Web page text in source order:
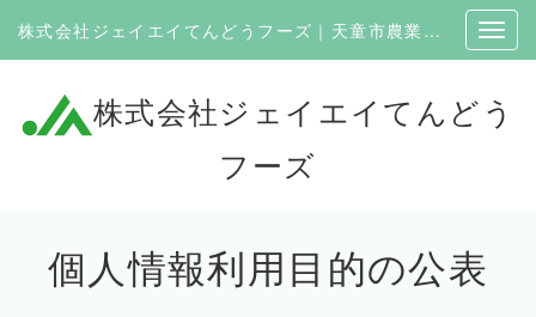
株式会社ジェイエイてんどうフーズ｜天童市農業協同組合100％出資の企業
株式会社ジェイエイてんどう
フーズ
個人情報利用目的の公表